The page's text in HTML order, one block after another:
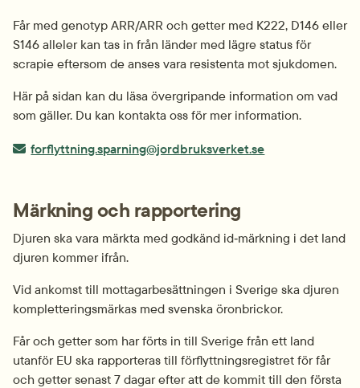
Får med genotyp ARR/ARR och getter med K222, D146 eller
S146 alleler kan tas in från länder med lägre status för
scrapie eftersom de anses vara resistenta mot sjukdomen.
Här på sidan kan du läsa övergripande information om vad
som gäller. Du kan kontakta oss för mer information.
E-post:
forflyttning.sparning@jordbruksverket.se
Märkning och rapportering
Djuren ska vara märkta med godkänd id‑märkning i det land
djuren kommer ifrån.
Vid ankomst till mottagarbesättningen i Sverige ska djuren
kompletterings­märkas med svenska öronbrickor.
Får och getter som har förts in till Sverige från ett land
utanför EU ska rapporteras till förflyttningsregistret för får
och getter senast 7 dagar efter att de kommit till den första